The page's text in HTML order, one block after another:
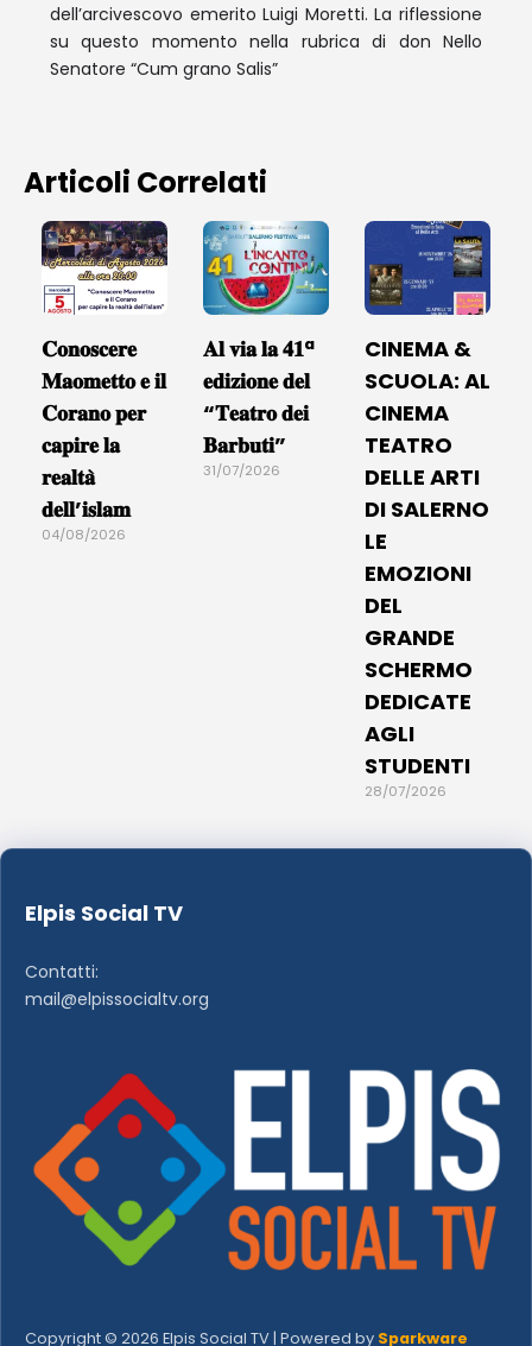
dell’arcivescovo emerito Luigi Moretti. La riflessione
su questo momento nella rubrica di don Nello
Senatore “Cum grano Salis”
Articoli Correlati
𝐂𝐨𝐧𝐨𝐬𝐜𝐞𝐫𝐞
𝐌𝐚𝐨𝐦𝐞𝐭𝐭𝐨 𝐞 𝐢𝐥
𝐂𝐨𝐫𝐚𝐧𝐨 𝐩𝐞𝐫
𝐜𝐚𝐩𝐢𝐫𝐞 𝐥𝐚
𝐫𝐞𝐚𝐥𝐭𝐚̀
𝐝𝐞𝐥𝐥’𝐢𝐬𝐥𝐚𝐦
04/08/2026
𝐀𝐥 𝐯𝐢𝐚 𝐥𝐚 𝟒𝟏ª
𝐞𝐝𝐢𝐳𝐢𝐨𝐧𝐞 𝐝𝐞𝐥
“𝐓𝐞𝐚𝐭𝐫𝐨 𝐝𝐞𝐢
𝐁𝐚𝐫𝐛𝐮𝐭𝐢”
31/07/2026
CINEMA &
SCUOLA: AL
CINEMA
TEATRO
DELLE ARTI
DI SALERNO
LE
EMOZIONI
DEL
GRANDE
SCHERMO
DEDICATE
AGLI
STUDENTI
28/07/2026
Elpis Social TV
Contatti:
mail@elpissocialtv.org
Copyright © 2026 Elpis Social TV | Powered by Sparkware